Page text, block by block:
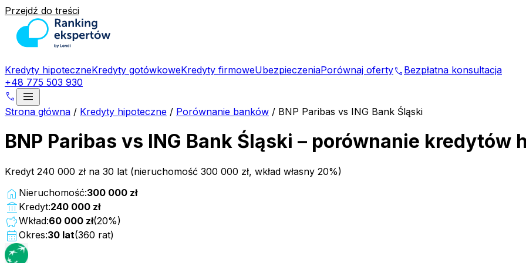
Przejdź do treści
Kredyty hipoteczneKredyty gotówkoweKredyty firmoweUbezpieczeniaPorównaj ofertyphone Bezpłatna konsultacja
+48 775 503 930
phone menu
Strona główna / Kredyty hipoteczne / Porównanie banków / BNP Paribas vs ING Bank Śląski
BNP Paribas vs ING Bank Śląski – porównanie kredytów
Kredyt 240 000 zł na 30 lat (nieruchomość 300 000 zł, wkład własny 20%)
home Nieruchomość:300 000 zł
account_balance Kredyt:240 000 zł
savingsWkład:60 000 zł(20%)
calendar_month Okres:30 lat(360 rat)